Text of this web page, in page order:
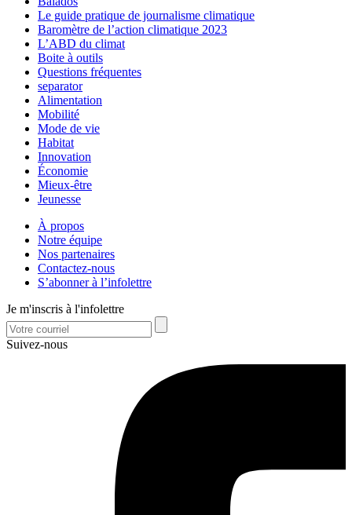
Le guide pratique de journalisme climatique
Baromètre de l’action climatique 2023
L’ABD du climat
Boite à outils
Questions fréquentes
separator
Alimentation
Mobilité
Mode de vie
Habitat
Innovation
Économie
Mieux-être
Jeunesse
À propos
Notre équipe
Nos partenaires
Contactez-nous
S’abonner à l’infolettre
Je m'inscris à l'infolettre
Suivez-nous